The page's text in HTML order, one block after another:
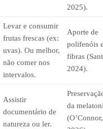
2025).
Levar e consumir
frutas frescas (ex:
uvas). Ou melhor,
não comer nos
intervalos.
Aporte de
polifenóis
fibras
2024).
Assistir
documentário de
natureza ou ler.
da
(O’Connor,